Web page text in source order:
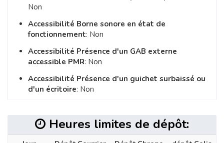
Non
Accessibilité Borne sonore en état de
fonctionnement: Non
Accessibilité Présence d'un GAB externe
accessible PMR: Non
Accessibilité Présence d'un guichet surbaissé ou
d'un écritoire: Non
Heures limites de dépôt: